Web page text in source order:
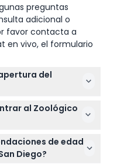
preguntas
adicional o
favor contacta a
en vivo, el formulario
del
abierto todos los
horarios extendidos
a cambios —
de la reserva).
al Zoológico
en el teléfono
es válido en
su visita durante el
de edad
Diego?